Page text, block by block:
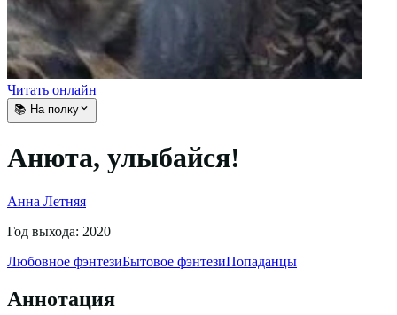
Читать онлайн
📚 На полку
Анюта, улыбайся!
Анна Летняя
Год выхода: 2020
Любовное фэнтезиБытовое фэнтезиПопаданцы
Аннотация